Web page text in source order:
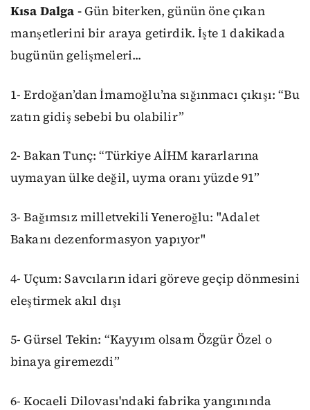
Kısa Dalga -Gün biterken, günün öne çıkan
manşetlerini bir araya getirdik. İşte 1 dakikada
bugünün gelişmeleri...
1- Erdoğan’dan İmamoğlu’na sığınmacı çıkışı: “Bu
zatın gidiş sebebi bu olabilir”
2- Bakan Tunç: “Türkiye AİHM kararlarına
uymayan ülke değil, uyma oranı yüzde 91”
3- Bağımsız milletvekili Yeneroğlu: "Adalet
Bakanı dezenformasyon yapıyor"
4- Uçum: Savcıların idari göreve geçip dönmesini
eleştirmek akıl dışı
5- Gürsel Tekin: “Kayyım olsam Özgür Özel o
binaya giremezdi”
6- Kocaeli Dilovası'ndaki fabrika yangınında